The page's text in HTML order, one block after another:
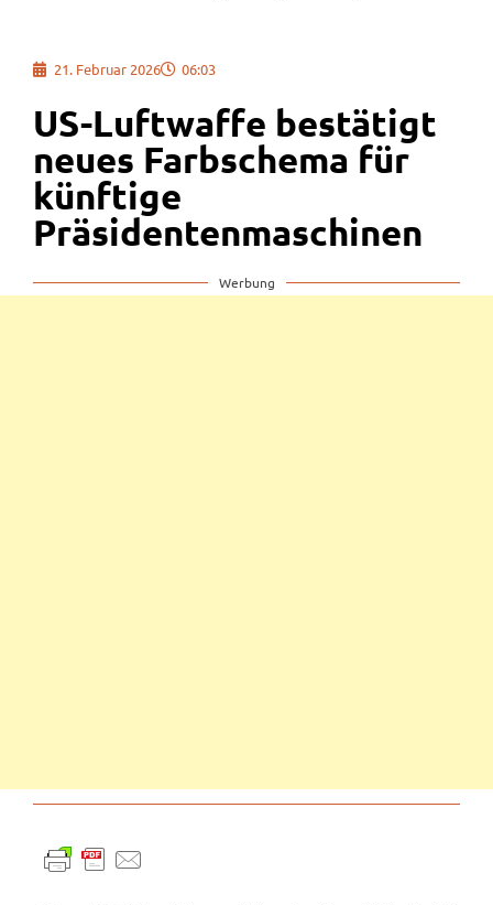
21. Februar 2026 06:03
US-Luftwaffe bestätigt
neues Farbschema für
künftige
Präsidentenmaschinen
Werbung